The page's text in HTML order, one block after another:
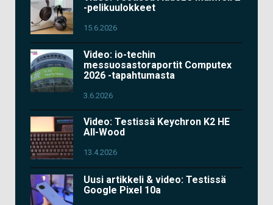
-pelikuulokkeet
15.6.2026
Video: io-techin
messuosastoraportit Computex
2026 -tapahtumasta
3.6.2026
Video: Testissä Keychron K2 HE
All-Wood
13.4.2026
Uusi artikkeli & video: Testissä
Google Pixel 10a